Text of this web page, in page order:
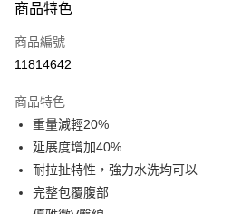
信用卡一次付款
信用卡分期付款
合作金庫商業銀行
華南商業銀行
上海商業儲蓄銀行
國泰世華商業銀行
臺灣中小企業銀行
匯豐（台灣）商業銀行
6 期 0 利率 每期
華南商業銀行
上海商業儲蓄銀行
國泰世華商業銀行
超商取貨付款
LINE Pay
Apple Pay
商品特色
商品編號
11814642
商品特色
重量減輕20%
延展度增加40%
耐拉扯特性，強力水洗均可以
完整包覆腹部